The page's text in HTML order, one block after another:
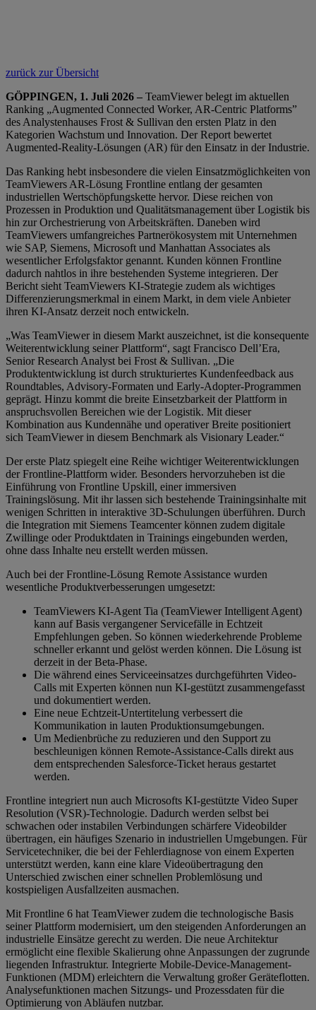
zurück zur Übersicht
GÖPPINGEN, 1. Juli 2026 – TeamViewer belegt im aktuellen
Ranking „Augmented Connected Worker, AR-Centric Platforms”
des Analystenhauses Frost & Sullivan den ersten Platz in den
Kategorien Wachstum und Innovation. Der Report bewertet
Augmented-Reality-Lösungen (AR) für den Einsatz in der Industrie.
Das Ranking hebt insbesondere die vielen Einsatzmöglichkeiten von
TeamViewers AR-Lösung Frontline entlang der gesamten
industriellen Wertschöpfungskette hervor. Diese reichen von
Prozessen in Produktion und Qualitätsmanagement über Logistik bis
hin zur Orchestrierung von Arbeitskräften. Daneben wird
TeamViewers umfangreiches Partnerökosystem mit Unternehmen
wie SAP, Siemens, Microsoft und Manhattan Associates als
wesentlicher Erfolgsfaktor genannt. Kunden können Frontline
dadurch nahtlos in ihre bestehenden Systeme integrieren. Der
Bericht sieht TeamViewers KI-Strategie zudem als wichtiges
Differenzierungsmerkmal in einem Markt, in dem viele Anbieter
ihren KI-Ansatz derzeit noch entwickeln.
„Was TeamViewer in diesem Markt auszeichnet, ist die konsequente
Weiterentwicklung seiner Plattform“, sagt Francisco Dell’Era,
Senior Research Analyst bei Frost & Sullivan. „Die
Produktentwicklung ist durch strukturiertes Kundenfeedback aus
Roundtables, Advisory-Formaten und Early-Adopter-Programmen
geprägt. Hinzu kommt die breite Einsetzbarkeit der Plattform in
anspruchsvollen Bereichen wie der Logistik. Mit dieser
Kombination aus Kundennähe und operativer Breite positioniert
sich TeamViewer in diesem Benchmark als Visionary Leader.“
Der erste Platz spiegelt eine Reihe wichtiger Weiterentwicklungen
der Frontline-Plattform wider. Besonders hervorzuheben ist die
Einführung von Frontline Upskill, einer immersiven
Trainingslösung. Mit ihr lassen sich bestehende Trainingsinhalte mit
wenigen Schritten in interaktive 3D-Schulungen überführen. Durch
die Integration mit Siemens Teamcenter können zudem digitale
Zwillinge oder Produktdaten in Trainings eingebunden werden,
ohne dass Inhalte neu erstellt werden müssen.
Auch bei der Frontline-Lösung Remote Assistance wurden
wesentliche Produktverbesserungen umgesetzt:
TeamViewers KI-Agent Tia (TeamViewer Intelligent Agent)
kann auf Basis vergangener Servicefälle in Echtzeit
Empfehlungen geben. So können wiederkehrende Probleme
schneller erkannt und gelöst werden können. Die Lösung ist
derzeit in der Beta-Phase.
Die während eines Serviceeinsatzes durchgeführten Video-
Calls mit Experten können nun KI-gestützt zusammengefasst
und dokumentiert werden.
Eine neue Echtzeit-Untertitelung verbessert die
Kommunikation in lauten Produktionsumgebungen.
Um Medienbrüche zu reduzieren und den Support zu
beschleunigen können Remote-Assistance-Calls direkt aus
dem entsprechenden Salesforce-Ticket heraus gestartet
werden.
Frontline integriert nun auch Microsofts KI-gestützte Video Super
Resolution (VSR)-Technologie. Dadurch werden selbst bei
schwachen oder instabilen Verbindungen schärfere Videobilder
übertragen, ein häufiges Szenario in industriellen Umgebungen. Für
Servicetechniker, die bei der Fehlerdiagnose von einem Experten
unterstützt werden, kann eine klare Videoübertragung den
Unterschied zwischen einer schnellen Problemlösung und
kostspieligen Ausfallzeiten ausmachen.
Mit Frontline 6 hat TeamViewer zudem die technologische Basis
seiner Plattform modernisiert, um den steigenden Anforderungen an
industrielle Einsätze gerecht zu werden. Die neue Architektur
ermöglicht eine flexible Skalierung ohne Anpassungen der zugrunde
liegenden Infrastruktur. Integrierte Mobile-Device-Management-
Funktionen (MDM) erleichtern die Verwaltung großer Geräteflotten.
Analysefunktionen machen Sitzungs- und Prozessdaten für die
Optimierung von Abläufen nutzbar.